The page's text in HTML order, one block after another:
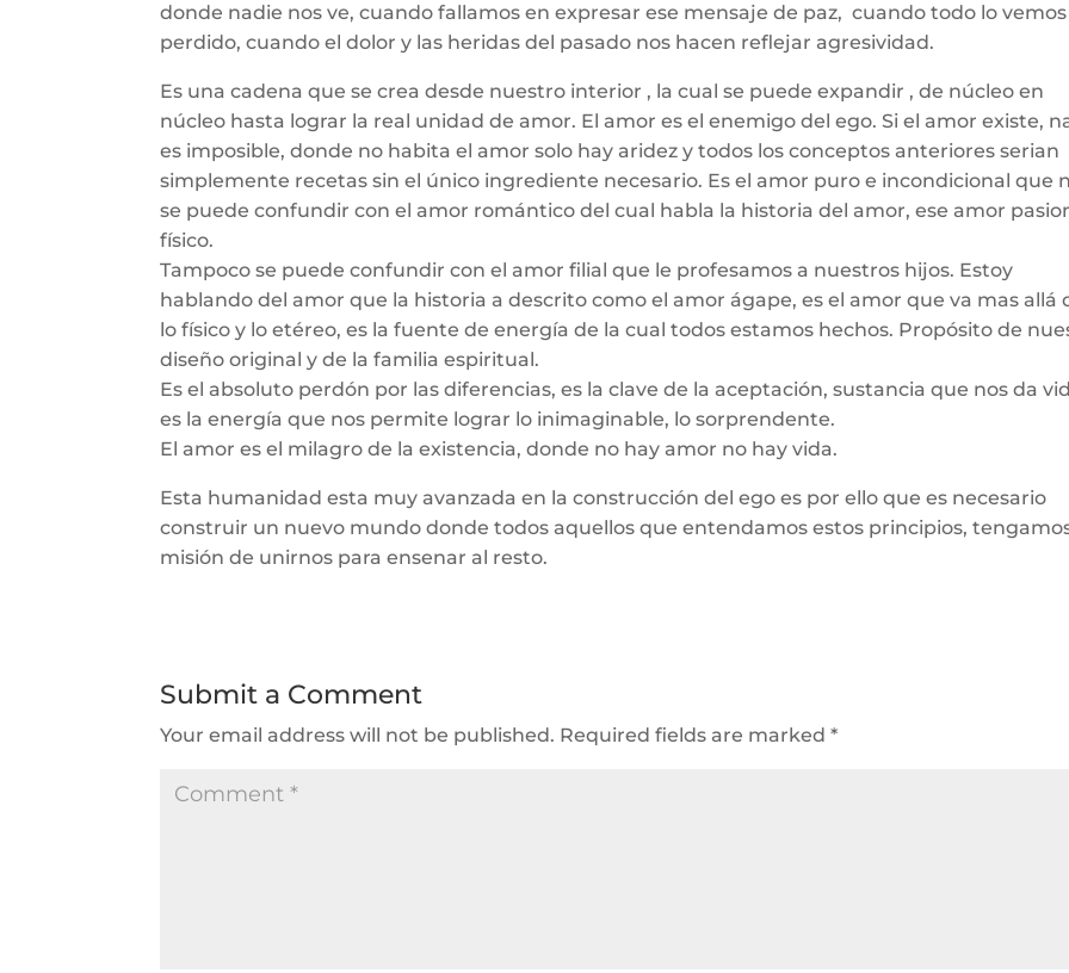
donde nadie nos ve, cuando fallamos en expresar ese mensaje de paz, cuando todo lo vemos
perdido, cuando el dolor y las heridas del pasado nos hacen reflejar agresividad.
Es una cadena que se crea desde nuestro interior , la cual se puede expandir , de núcleo en
núcleo hasta lograr la real unidad de amor. El amor es el enemigo del ego. Si el amor existe,
es imposible, donde no habita el amor solo hay aridez y todos los conceptos anteriores serian
simplemente recetas sin el único ingrediente necesario. Es el amor puro e incondicional que
se puede confundir con el amor romántico del cual habla la historia del amor, ese amor
físico.
Tampoco se puede confundir con el amor filial que le profesamos a nuestros hijos. Estoy
hablando del amor que la historia a descrito como el amor ágape, es el amor que va mas allá
lo físico y lo etéreo, es la fuente de energía de la cual todos estamos hechos. Propósito de
diseño original y de la familia espiritual.
Es el absoluto perdón por las diferencias, es la clave de la aceptación, sustancia que nos da
es la energía que nos permite lograr lo inimaginable, lo sorprendente.
El amor es el milagro de la existencia, donde no hay amor no hay vida.
Esta humanidad esta muy avanzada en la construcción del ego es por ello que es necesario
construir un nuevo mundo donde todos aquellos que entendamos estos principios,
misión de unirnos para ensenar al resto.
Submit a Comment
Your email address will not be published. Required fields are marked*